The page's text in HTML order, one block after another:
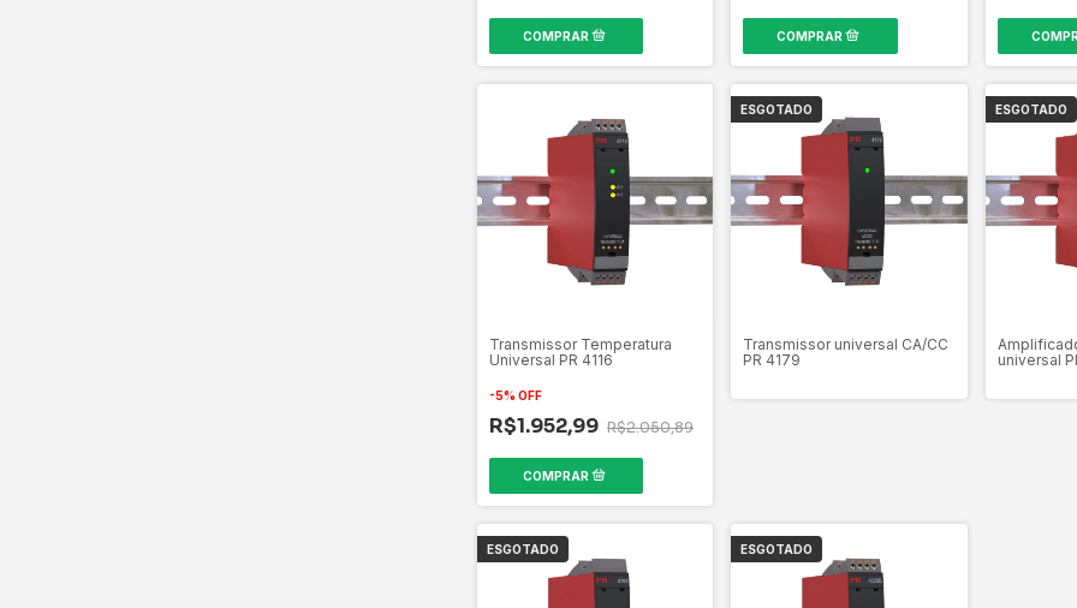
Transmissor Temperatura
Universal PR 4116
-5% OFF
R$1.952,99 R$2.050,89
ESGOTADO
Transmissor universal CA/CC
PR 4179
ESGOTADO
universal
ESGOTADO ESGOTADO